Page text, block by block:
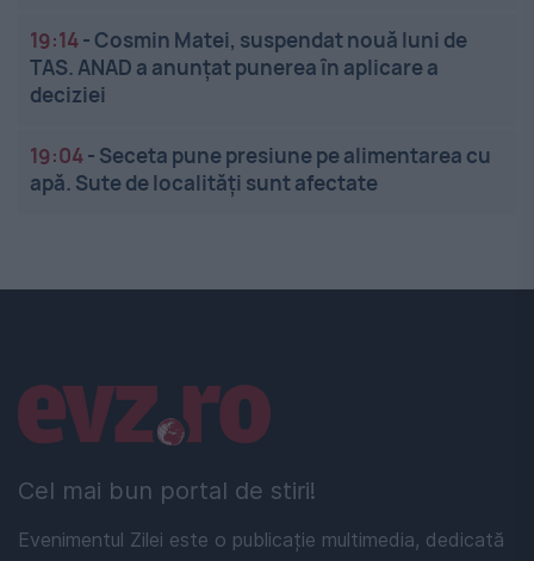
19:14-Cosmin Matei, suspendat nouă luni de
TAS. ANAD a anunțat punerea în aplicare a
deciziei
19:04- Seceta pune presiune pe alimentarea cu
apă. Sute de localități sunt afectate
Cel mai bun portal de stiri!
Evenimentul Zilei este o publicație multimedia, dedicată
Linkuri utile